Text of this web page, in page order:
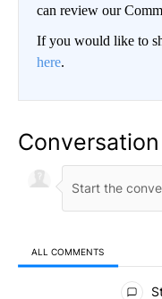
can review our
If you would like to
here.
Conversation
ALL COMMENTS
All Comments